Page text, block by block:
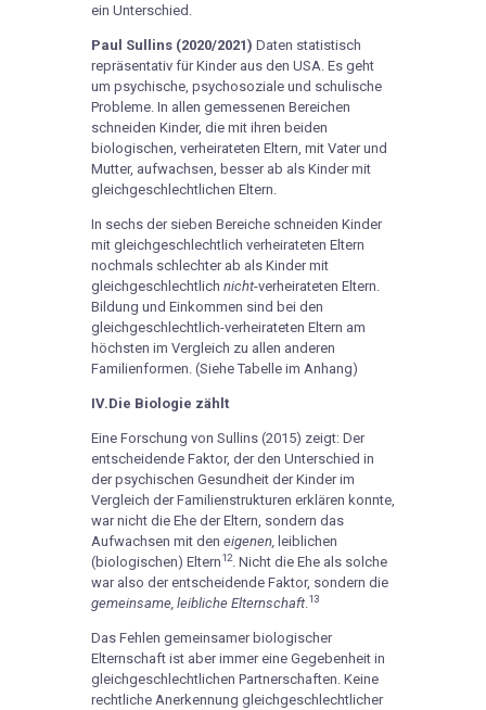
ein Unterschied.
Paul Sullins (2020/2021) Daten statistisch
repräsentativ für Kinder aus den USA. Es geht
um psychische, psychosoziale und schulische
Probleme. In allen gemessenen Bereichen
schneiden Kinder, die mit ihren beiden
biologischen, verheirateten Eltern, mit Vater und
Mutter, aufwachsen, besser ab als Kinder mit
gleichgeschlechtlichen Eltern.
In sechs der sieben Bereiche schneiden Kinder
mit gleichgeschlechtlich verheirateten Eltern
nochmals schlechter ab als Kinder mit
gleichgeschlechtlich nicht-verheirateten Eltern.
Bildung und Einkommen sind bei den
gleichgeschlechtlich-verheirateten Eltern am
höchsten im Vergleich zu allen anderen
Familienformen. (Siehe Tabelle im Anhang)
IV.Die Biologie zählt
Eine Forschung von Sullins (2015) zeigt: Der
entscheidende Faktor, der den Unterschied in
der psychischen Gesundheit der Kinder im
Vergleich der Familienstrukturen erklären konnte,
war nicht die Ehe der Eltern, sondern das
Aufwachsen mit den eigenen, leiblichen
(biologischen) Eltern12. Nicht die Ehe als solche
war also der entscheidende Faktor, sondern die
gemeinsame, leibliche Elternschaft.13
Das Fehlen gemeinsamer biologischer
Elternschaft ist aber immer eine Gegebenheit in
gleichgeschlechtlichen Partnerschaften. Keine
rechtliche Anerkennung gleichgeschlechtlicher